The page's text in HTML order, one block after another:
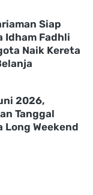
Siap
Idham Fadhli
Naik Kereta
2026,
Tanggal
Long Weekend